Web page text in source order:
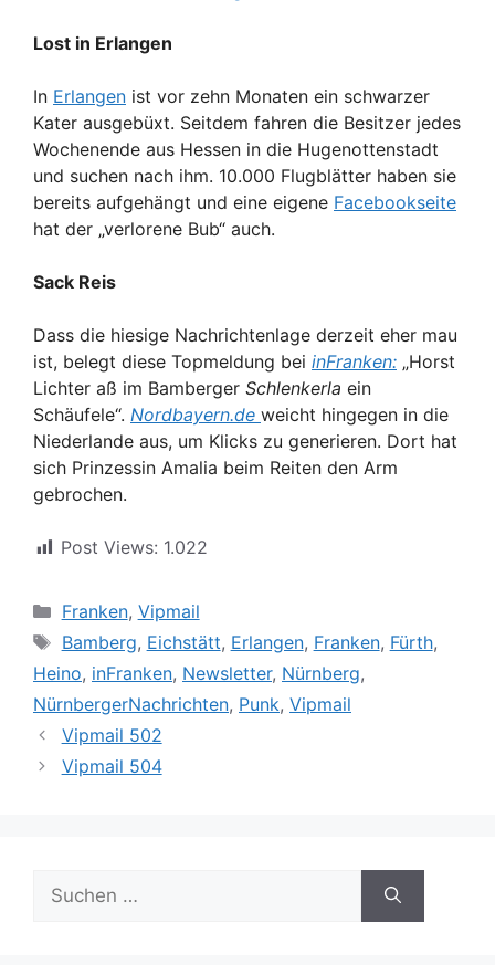
Lost in Erlangen
In Erlangen ist vor zehn Monaten ein schwarzer
Kater ausgebüxt. Seitdem fahren die Besitzer jedes
Wochenende aus Hessen in die Hugenottenstadt
und suchen nach ihm. 10.000 Flugblätter haben sie
bereits aufgehängt und eine eigene Facebookseite
hat der „verlorene Bub“ auch.
Sack Reis
Dass die hiesige Nachrichtenlage derzeit eher mau
ist, belegt diese Topmeldung bei inFranken: „Horst
Lichter aß im Bamberger Schlenkerla ein
Schäufele“. Nordbayern.de weicht hingegen in die
Niederlande aus, um Klicks zu generieren. Dort hat
sich Prinzessin Amalia beim Reiten den Arm
gebrochen.
Post Views: 1.022
Kategorien
Franken, Vipmail
Schlagwörter
Bamberg, Eichstätt, Erlangen, Franken, Fürth,
Heino, inFranken, Newsletter, Nürnberg,
NürnbergerNachrichten, Punk, Vipmail
Vipmail 502
Vipmail 504
Suche
nach: